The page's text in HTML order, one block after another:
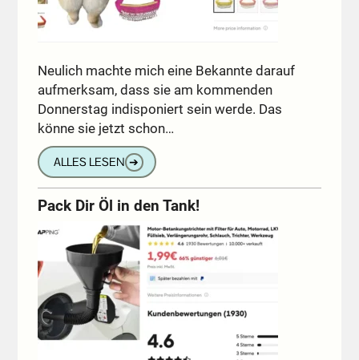
Neulich machte mich eine Bekannte darauf
aufmerksam, dass sie am kommenden
Donnerstag indisponiert sein werde. Das
könne sie jetzt schon…
ALLES LESEN ➔
Pack Dir Öl in den Tank!